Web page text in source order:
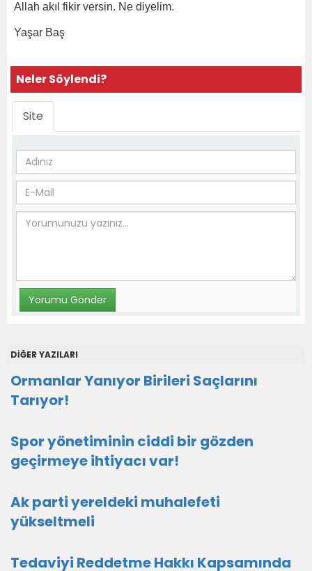
Allah akıl fikir versin. Ne diyelim.
Yaşar Baş
Neler Söylendi?
Site
DİĞER YAZILARI
Ormanlar Yanıyor Birileri Saçlarını
Tarıyor!
Spor yönetiminin ciddi bir gözden
geçirmeye ihtiyacı var!
Ak parti yereldeki muhalefeti
yükseltmeli
Tedaviyi Reddetme Hakkı Kapsamında